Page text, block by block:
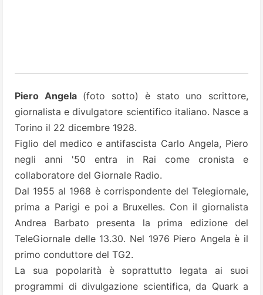
Piero Angela(foto sotto) è stato uno scrittore,
giornalista e divulgatore scientifico italiano. Nasce a
Torino il 22 dicembre 1928.
Figlio del medico e antifascista Carlo Angela, Piero
negli anni '50 entra in Rai come cronista e
collaboratore del Giornale Radio.
Dal 1955 al 1968 è corrispondente del Telegiornale,
prima a Parigi e poi a Bruxelles. Con il giornalista
Andrea Barbato presenta la prima edizione del
TeleGiornale delle 13.30. Nel 1976 Piero Angela è il
primo conduttore del TG2.
La sua popolarità è soprattutto legata ai suoi
programmi di divulgazione scientifica, da Quark a